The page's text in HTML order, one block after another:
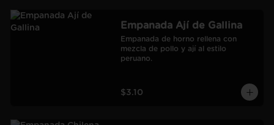
Empanada Ají de Gallina
Empanada de horno rellena con
mezcla de pollo y ají al estilo
peruano.
$3.10